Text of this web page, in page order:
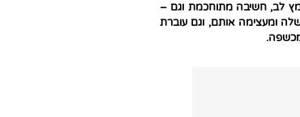
לב, חשיבה מתוחכמת וגם –
ומעצימה אותם, וגם עוברת